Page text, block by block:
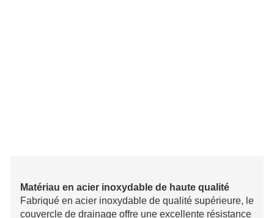
Matériau en acier inoxydable de haute qualité
Fabriqué en acier inoxydable de qualité supérieure, le
couvercle de drainage offre une excellente résistance